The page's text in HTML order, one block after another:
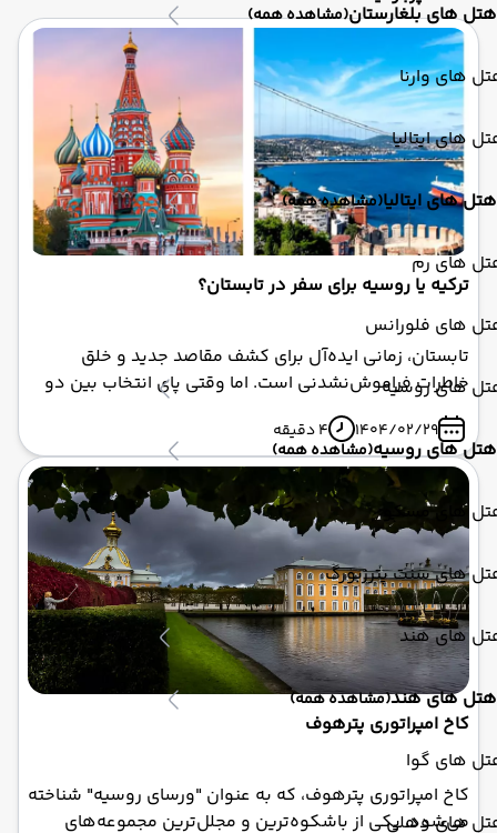
هتل های بلغارستان(مشاهده همه)
های وارنا
های ایتالیا
هتل های ایتالیا(مشاهده همه)
های رم
های فلورانس
های روسیه
هتل های روسیه(مشاهده همه)
های مسکو
های سنت پترزبورگ
های هند
هتل های هند(مشاهده همه)
های گوا
های دهلی
ترکیه یا روسیه برای سفر در تابستان؟
تابستان، زمانی ایده‌آل برای کشف مقاصد جدید و خلق
خاطرات فراموش‌نشدنی است. اما وقتی پای انتخاب بین دو
مقصد جذاب مانند ترکیه و روسیه به میان می‌آید،
تصمیم‌گیری می‌تواند دشوار باشد. ترکیه با سواحل درخشان،
بازارهای پرجنب‌وجوش، و تاریخ غنی خود، قلب بسیاری از
گردشگران را تسخیر کرده است. در مقابل، روسیه با کاخ‌های
باشکوه، موزه‌های بی‌نظیر، و معماری تاریخی، تجربه‌ای
متفاوت و عمیق ارائه می‌دهد.
1404/02/29 4 دقیقه
کاخ امپراتوری پترهوف
کاخ امپراتوری پترهوف، که به عنوان "ورسای روسیه" شناخته
می‌شود، یکی از باشکوه‌ترین و مجلل‌ترین مجموعه‌های